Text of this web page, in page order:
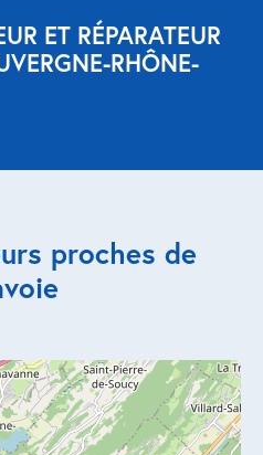
ET RÉPARATEUR
RHÔNE-
proches de